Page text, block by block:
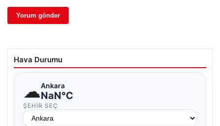
Hava Durumu
☁Ankara
NaN°C
ŞEHIR SEÇ